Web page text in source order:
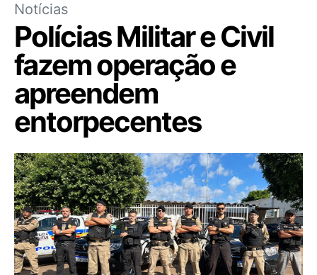
Notícias
Polícias Militar e Civil
fazem operação e
apreendem
entorpecentes